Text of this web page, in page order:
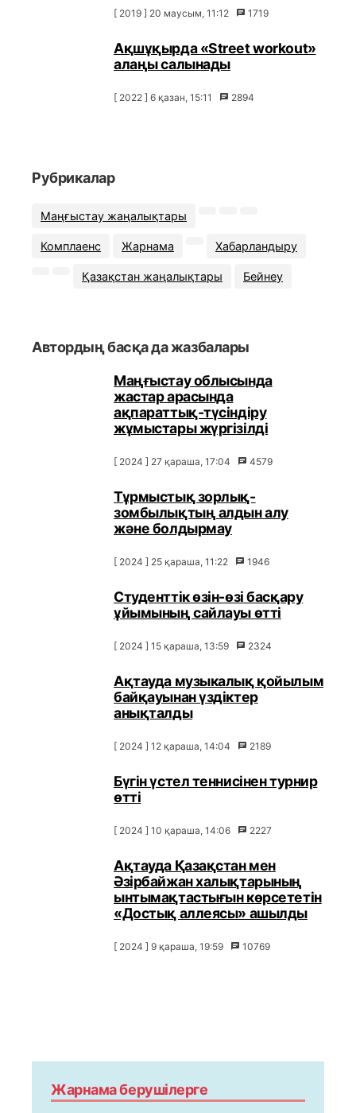
[ 2019 ] 20 маусым, 11:12 1719
Ақшұқырда «Street workout»
алаңы салынады
[ 2022 ] 6 қазан, 15:11 2894
Рубрикалар
Маңғыстау жаңалықтары
Комплаенс Жарнама Хабарландыру
Қазақстан жаңалықтары Бейнеу
Автордың басқа да жазбалары
Маңғыстау облысында
жастар арасында
ақпараттық-түсіндіру
жұмыстары жүргізілді
[ 2024 ] 27 қараша, 17:04 4579
Тұрмыстық зорлық-
зомбылықтың алдын алу
және болдырмау
[ 2024 ] 25 қараша, 11:22 1946
Студенттік өзін-өзі басқару
ұйымының сайлауы өтті
[ 2024 ] 15 қараша, 13:59 2324
Ақтауда музыкалық қойылым
байқауынан үздіктер
анықталды
[ 2024 ] 12 қараша, 14:04 2189
Бүгін үстел теннисінен турнир
өтті
[ 2024 ] 10 қараша, 14:06 2227
Ақтауда Қазақстан мен
Әзірбайжан халықтарының
ынтымақтастығын көрсететін
«Достық аллеясы» ашылды
[ 2024 ] 9 қараша, 19:59 10769
Жарнама берушілерге